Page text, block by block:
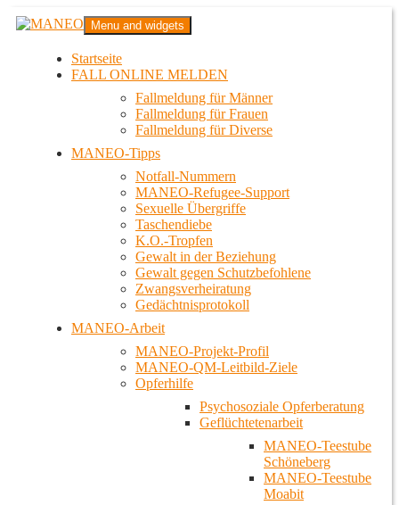
Zum
InhaltMANEO
Das schwule Anti-Gewalt-Projekt in Berlin
Menu and widgets
Startseite
FALL ONLINE MELDEN
Fallmeldung für Männer
Fallmeldung für Frauen
Fallmeldung für Diverse
MANEO-Tipps
Notfall-Nummern
MANEO-Refugee-Support
Sexuelle Übergriffe
Taschendiebe
K.O.-Tropfen
Gewalt in der Beziehung
Gewalt gegen Schutzbefohlene
Zwangsverheiratung
Gedächtnisprotokoll
MANEO-Arbeit
MANEO-Projekt-Profil
MANEO-QM-Leitbild-Ziele
Opferhilfe
Psychosoziale Opferberatung
Geflüchtetenarbeit
MANEO-Teestube
Schöneberg
MANEO-Teestube
Moabit